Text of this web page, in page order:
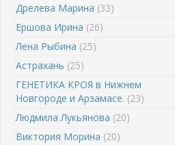
Дрелева Марина (33)
Ершова Ирина (26)
Лена Рыбина (25)
Астрахань (25)
ГЕНЕТИКА КРОЯ в Нижнем
Новгороде и Арзамасе. (23)
Людмила Лукьянова (20)
Виктория Морина (20)